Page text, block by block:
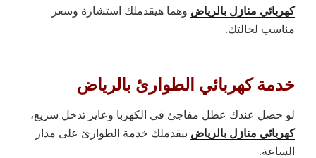
كهربائي منازل بالرياض وهما هيقدملك استشارة وسعر
مناسب لحالتك.
خدمة كهربائي الطوارئ بالرياض
لو حصل عندك عطل مفاجئ في الكهربا وعايز تدخل سريع،
كهربائي منازل بالرياض بيقدملك خدمة الطوارئ على مدار
الساعة.